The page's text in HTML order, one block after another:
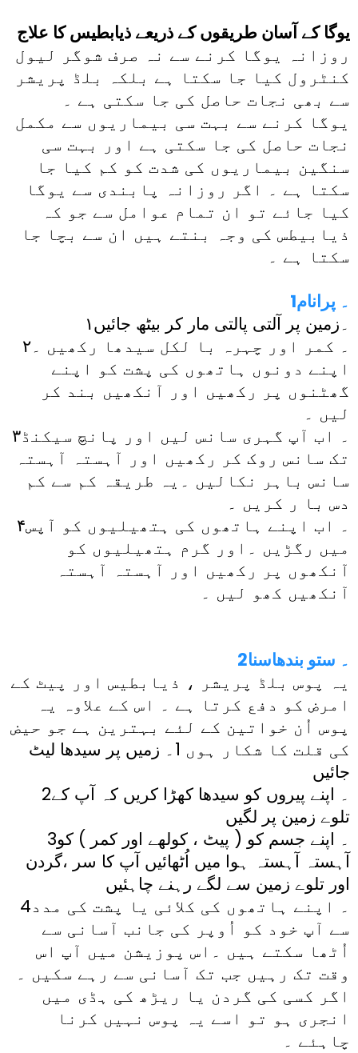
یوگا کے آسان طریقوں کے ذریعے ذیابطیس کا علاج
روزانہ یوگا کرنے سے نہ صرف شوگر لیول
کنٹرول کیا جا سکتا ہے بلکہ بلڈ پریشر
سے بھی نجات حاصل کی جا سکتی ہے ۔
یوگا کرنے سے بہت سی بیماریوں سے مکمل
نجات حاصل کی جا سکتی ہے اور بہت سی
سنگین بیماریوں کی شدت کو کم کیا جا
سکتا ہے ۔ اگر روزانہ پابندی سے یوگا
کیا جائے تو ان تمام عوامل سے جو کہ
ذیابیطس کی وجہ بنتے ہیں ان سے بچا جا
سکتا ہے ۔
1۔ پرانام
۱۔زمین پر آلتی پالتی مار کر بیٹھ جائیں
۲۔ کمر اور چہرہ با لکل سیدھا رکھیں ۔
اپنے دونوں ہاتھوں کی پشت کو اپنے
گھٹنوں پر رکھیں اور آنکھیں بند کر
لیں ۔
۳۔ اب آپ گہری سانس لیں اور پانچ سیکنڈ
تک سانس روک کر رکھیں اور آہستہ آہستہ
سانس باہر نکالیں ۔یہ طریقہ کم سے کم
دس با ر کریں ۔
۴۔ اب اپنے ہاتھوں کی ہتھیلیوں کو آپس
میں رگڑیں ۔اور گرم ہتھیلیوں کو
آنکھوں پر رکھیں اور آہستہ آہستہ
آنکھیں کھو لیں ۔
2۔ ستو بندھاسنا
یہ پوس بلڈ پریشر ، ذیابطیس اور پیٹ کے
امرض کو دفع کرتا ہے ۔ اس کے علاوہ یہ
پوس اُن خواتین کے لئے بہترین ہے جو حیض
کی قلت کا شکار ہوں 1۔ زمیں پر سیدھا لیٹ
جائیں
2۔ اپنے پیروں کو سیدھا کھڑا کریں کہ آپ کے
تلوے زمین پر لگیں
3۔ اپنے جسم کو ( پیٹ ، کولھے اور کمر ) کو
آہستہ آہستہ ہوا میں اُٹھائیں آپ کا سر ،گردن
اور تلوے زمین سے لگے رہنے چاہئیں
4۔ اپنے ہاتھوں کی کلائی یا پشت کی مدد
سے آپ خود کو اُوپر کی جانب آسانی سے
اُٹھا سکتے ہیں ۔اس پوزیشن میں آپ اس
وقت تک رہیں جب تک آسانی سے رہے سکیں ۔
اگر کسی کی گردن یا ریڑھ کی ہڈی میں
انجری ہو تو اسے یہ پوس نہیں کرنا
چاہئے ۔